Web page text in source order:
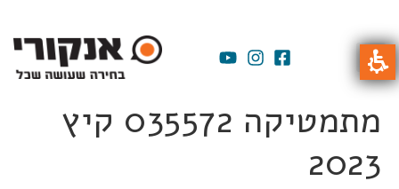
מתמטיקה 035572 קיץ
2023